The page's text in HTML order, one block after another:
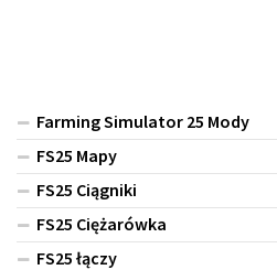
Farming Simulator 25 Mody
FS25 Mapy
FS25 Ciągniki
FS25 Ciężarówka
FS25 łączy